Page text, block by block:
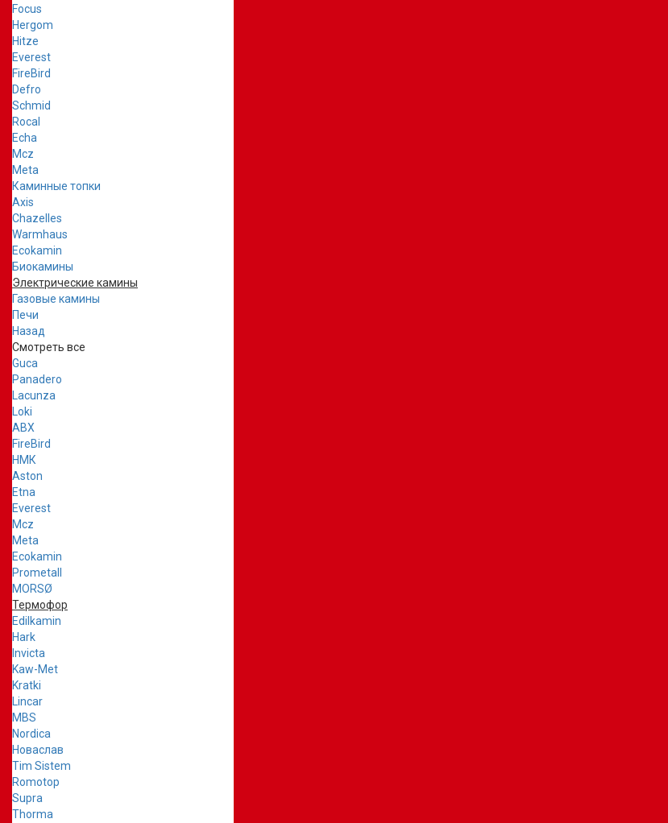
Focus
Hergom
Hitze
Everest
FireBird
Defro
Schmid
Rocal
Echa
Mcz
Meta
Каминные топки
Axis
Chazelles
Warmhaus
Ecokamin
Биокамины
Электрические камины
Газовые камины
Печи
Назад
Смотреть все
Guca
Panadero
Lacunza
Loki
ABX
FireBird
НМК
Aston
Etna
Everest
Mcz
Meta
Ecokamin
Prometall
MORSØ
Термофор
Edilkamin
Hark
Invicta
Kaw-Met
Kratki
Lincar
MBS
Nordica
Новаслав
Tim Sistem
Romotop
Supra
Thorma